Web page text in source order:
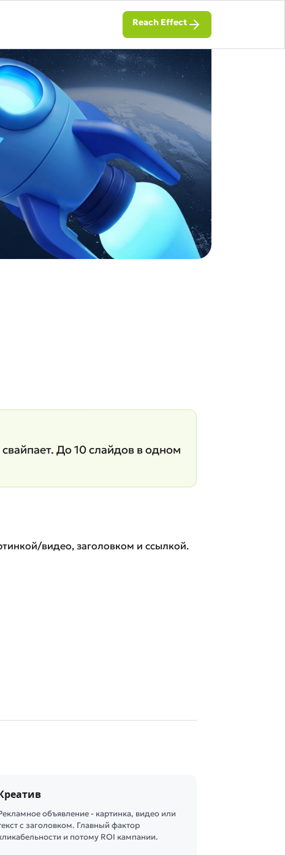
Reach Effect
До 10 слайдов в одном
видео, заголовком и ссылкой.
объявление - картинка, видео или
с заголовком. Главный фактор
и потому ROI кампании.